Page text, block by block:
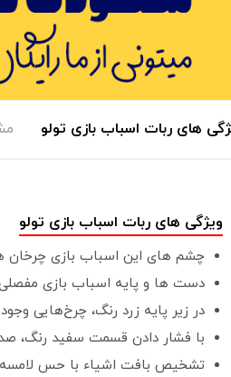
های ربات اسباب بازی تولو
ویژگی های ربات اسباب بازی تولو
چشم های این اسباب بازی چرخان
دست ها و پایه اسباب بازی
در زیر پایه زرد رنگ، چرخ‌هایی
با فشار دادن قسمت سفید رنگ،
تشخیص بافت اشیاء با حس لامسه